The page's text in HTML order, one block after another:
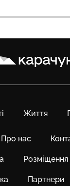
Життя
Про нас
Партнери